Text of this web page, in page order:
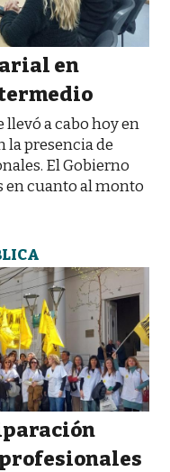
en
a cabo hoy en
la presencia de
El Gobierno
en cuanto al monto